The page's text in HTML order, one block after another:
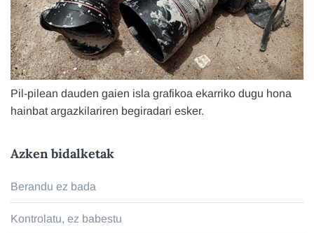
Pil-pilean dauden gaien isla grafikoa ekarriko dugu hona
hainbat argazkilariren begiradari esker.
Azken bidalketak
Berandu ez bada
Kontrolatu, ez babestu